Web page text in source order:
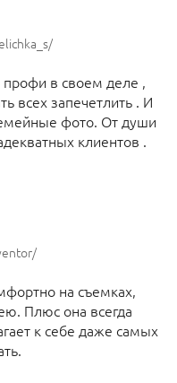
в своем деле ,
всех запечетлить . И
фото. От души
клиентов .
на съемках,
Плюс она всегда
к себе даже самых